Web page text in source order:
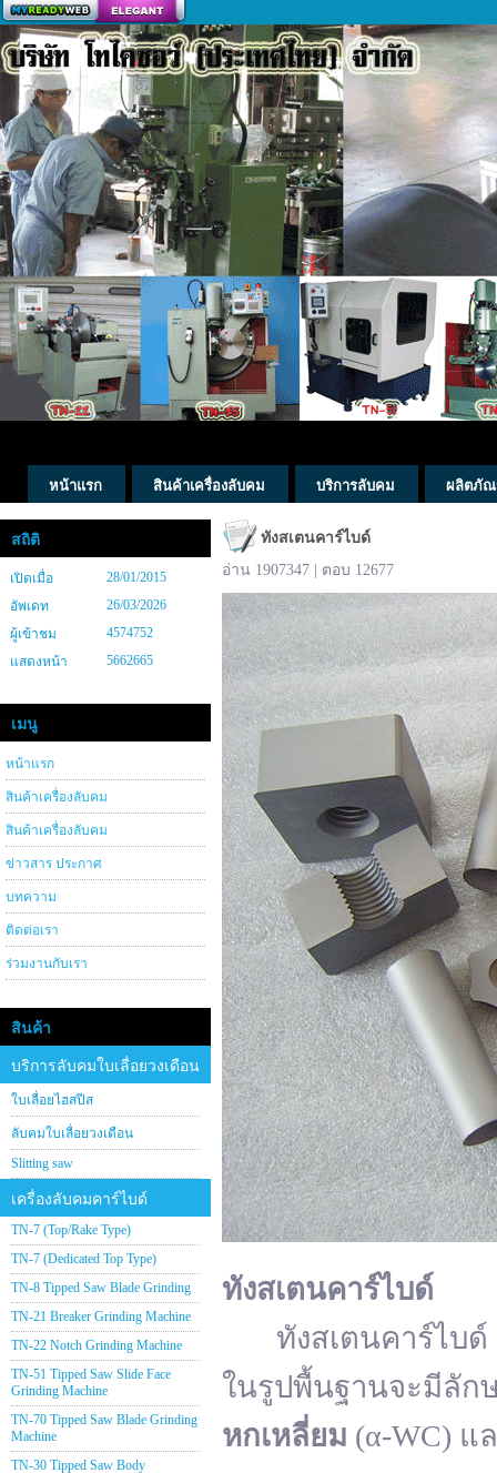
สร้างเว็บ
หน้าแรก สินค้าเครื่องลับคม บริการลับคม ผลิตภัณ
สถิติ
เปิดเมื่อ
28/01/2015
อัพเดท
26/03/2026
ผู้เข้าชม
4574752
แสดงหน้า
5662665
เมนู
หน้าแรก
สินค้าเครื่องลับคม
สินค้าเครื่องลับคม
ข่าวสาร ประกาศ
บทความ
ติดต่อเรา
ร่วมงานกับเรา
สินค้า
บริการลับคมใบเลื่อยวงเดือน
ใบเลื่อยไฮสปีส
ลับคมใบเลื่อยวงเดือน
Slitting saw
เครื่องลับคมคาร์ไบด์
TN-7 (Top/Rake Type)
TN-7 (Dedicated Top Type)
TN-8 Tipped Saw Blade Grinding
TN-21 Breaker Grinding Machine
TN-22 Notch Grinding Machine
TN-51 Tipped Saw Slide Face
Grinding Machine
TN-70 Tipped Saw Blade Grinding
Machine
TN-30 Tipped Saw Body
ทังสเตนคาร์ไบด์
อ่าน 1907347 | ตอบ 12677
ทังสเตนคาร์ไบด์
ทังสเตนคาร์ไบด์ (
ในรูปพื้นฐานจะมีลัก
หกเหลี่ยม (α-WC) แ